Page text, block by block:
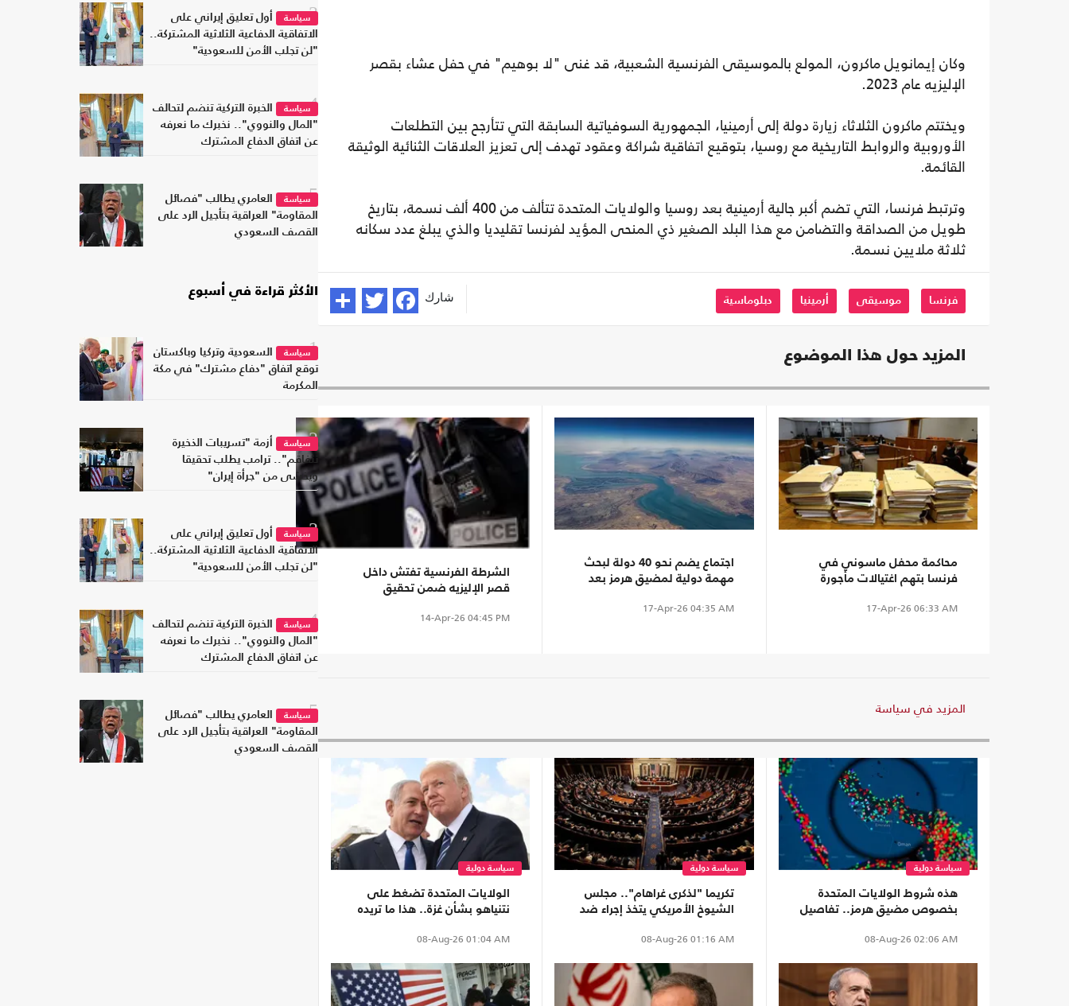
وكان إيمانويل ماكرون، المولع بالموسيقى الفرنسية الشعبية، قد غنى "لا بوهيم" في حفل عشاء بقصر
الإليزيه عام 2023.
ويختتم ماكرون الثلاثاء زيارة دولة إلى أرمينيا، الجمهورية السوفياتية السابقة التي تتأرجح بين التطلعات
الأوروبية والروابط التاريخية مع روسيا، بتوقيع اتفاقية شراكة وعقود تهدف إلى تعزيز العلاقات الثنائية الوثيقة
القائمة.
وترتبط فرنسا، التي تضم أكبر جالية أرمينية بعد روسيا والولايات المتحدة تتألف من 400 ألف نسمة، بتاريخ
طويل من الصداقة والتضامن مع هذا البلد الصغير ذي المنحى المؤيد لفرنسا تقليديا والذي يبلغ عدد سكانه
ثلاثة ملايين نسمة.
فرنسا موسيقى أرمينيا دبلوماسية شارك
المزيد حول هذا الموضوع
محاكمة محفل ماسوني في
فرنسا بتهم اغتيالات مأجورة
17-Apr-26 06:33 AM
اجتماع يضم نحو 40 دولة لبحث
مهمة دولية لمضيق هرمز بعد
17-Apr-26 04:35 AM
الشرطة الفرنسية تفتش داخل
قصر الإليزيه ضمن تحقيق
14-Apr-26 04:45 PM
المزيد في سياسة
سياسة دولية
هذه شروط الولايات المتحدة
بخصوص مضيق هرمز.. تفاصيل
08-Aug-26 02:06 AM
سياسة دولية
تكريما "لذكرى غراهام".. مجلس
الشيوخ الأمريكي يتخذ إجراء ضد
08-Aug-26 01:16 AM
سياسة دولية
الولايات المتحدة تضغط على
نتنياهو بشأن غزة.. هذا ما تريده
08-Aug-26 01:04 AM
3سياسة
أول تعليق إيراني على
الاتفاقية الدفاعية الثلاثية المشتركة..
"لن تجلب الأمن للسعودية"
4سياسة
الخبرة التركية تنضم لتحالف
"المال والنووي".. نخبرك ما نعرفه
عن اتفاق الدفاع المشترك
5سياسة
العامري يطالب "فصائل
المقاومة" العراقية بتأجيل الرد على
القصف السعودي
الأكثر قراءة في أسبوع
1سياسة
السعودية وتركيا وباكستان
توقع اتفاق "دفاع مشترك" في مكة
المكرمة
2سياسة
أزمة "تسريبات الذخيرة
تتفاقم".. ترامب يطلب تحقيقا
ويخشى من "جرأة إيران"
3سياسة
أول تعليق إيراني على
الاتفاقية الدفاعية الثلاثية المشتركة..
"لن تجلب الأمن للسعودية"
4سياسة
الخبرة التركية تنضم لتحالف
"المال والنووي".. نخبرك ما نعرفه
عن اتفاق الدفاع المشترك
5سياسة
العامري يطالب "فصائل
المقاومة" العراقية بتأجيل الرد على
القصف السعودي